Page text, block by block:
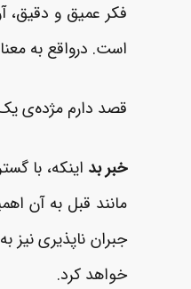
فکر عمیق و دقیق،
است. درواقع به
قصد دارم مژده‌ی
خبر بد اینکه، با
مانند قبل به آن
جبران ناپذیری نیز
خواهد کرد.